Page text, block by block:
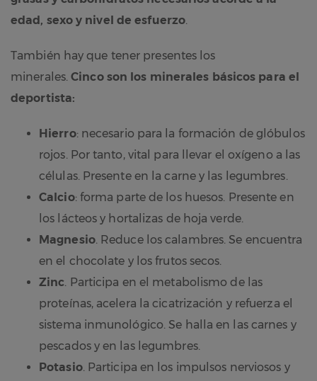
edad, sexo y nivel de esfuerzo.
También hay que tener presentes los
minerales.Cinco son los minerales básicos para el
deportista:
Hierro: necesario para la formación de glóbulos
rojos. Por tanto, vital para llevar el oxígeno a las
células. Presente en la carne y las legumbres.
Calcio: forma parte de los huesos. Presente en
los lácteos y hortalizas de hoja verde.
Magnesio. Reduce los calambres. Se encuentra
en el chocolate y los frutos secos.
Zinc. Participa en el metabolismo de las
proteínas, acelera la cicatrización y refuerza el
sistema inmunológico. Se halla en las carnes y
pescados y en las legumbres.
Potasio. Participa en los impulsos nerviosos y